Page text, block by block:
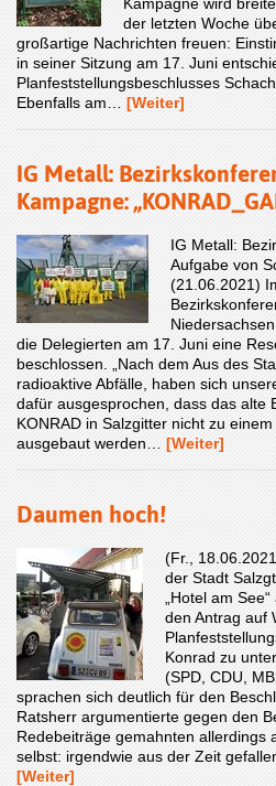
der letzten Woche
großartige Nachrichten freuen:
in seiner Sitzung am 17. Juni
Planfeststellungsbeschlusses
Ebenfalls am… [Weiter]
IG Metall:
Kampagne:
IG Metall:
Aufgabe von
(21.06.2021)
die Delegierten am 17. Juni eine
beschlossen. „Nach dem Aus des
radioaktive Abfälle, haben sich
dafür ausgesprochen, dass das alte
KONRAD in Salzgitter nicht zu
ausgebaut werden… [Weiter]
Daumen hoch!
(Fr.,
der Stadt
„Hotel am
den Antrag auf
Konrad zu
(SPD, CDU,
sprachen sich deutlich für den
Ratsherr argumentierte gegen den
Redebeiträge gemahnten allerdings
selbst: irgendwie aus der Zeit
[Weiter]